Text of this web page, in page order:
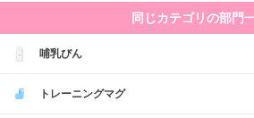
同じカテゴリの部門
哺乳びん
トレーニングマグ